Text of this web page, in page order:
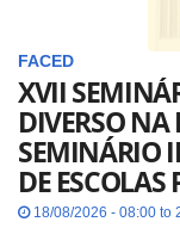
FACED
XVII
DIVERSO NA
SEMINÁRIO
DE
18/08/2026 - 08:00 to